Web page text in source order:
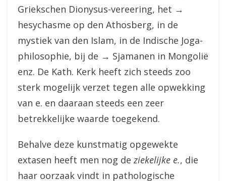
Griekschen Dionysus-vereering, het →
hesychasme op den Athosberg, in de
mystiek van den Islam, in de Indische Joga-
philosophie, bij de → Sjamanen in Mongolië
enz. De Kath. Kerk heeft zich steeds zoo
sterk mogelijk verzet tegen alle opwekking
van e. en daaraan steeds een zeer
betrekkelijke waarde toegekend.
Behalve deze kunstmatig opgewekte
extasen heeft men nog deziekelijke e., die
haar oorzaak vindt in pathologische